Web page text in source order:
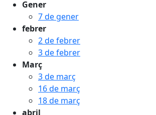
Gener
7 de gener
febrer
2 de febrer
3 de febrer
Març
3 de març
16 de març
18 de març
abril